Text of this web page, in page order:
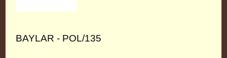
BAYLAR - POL/135